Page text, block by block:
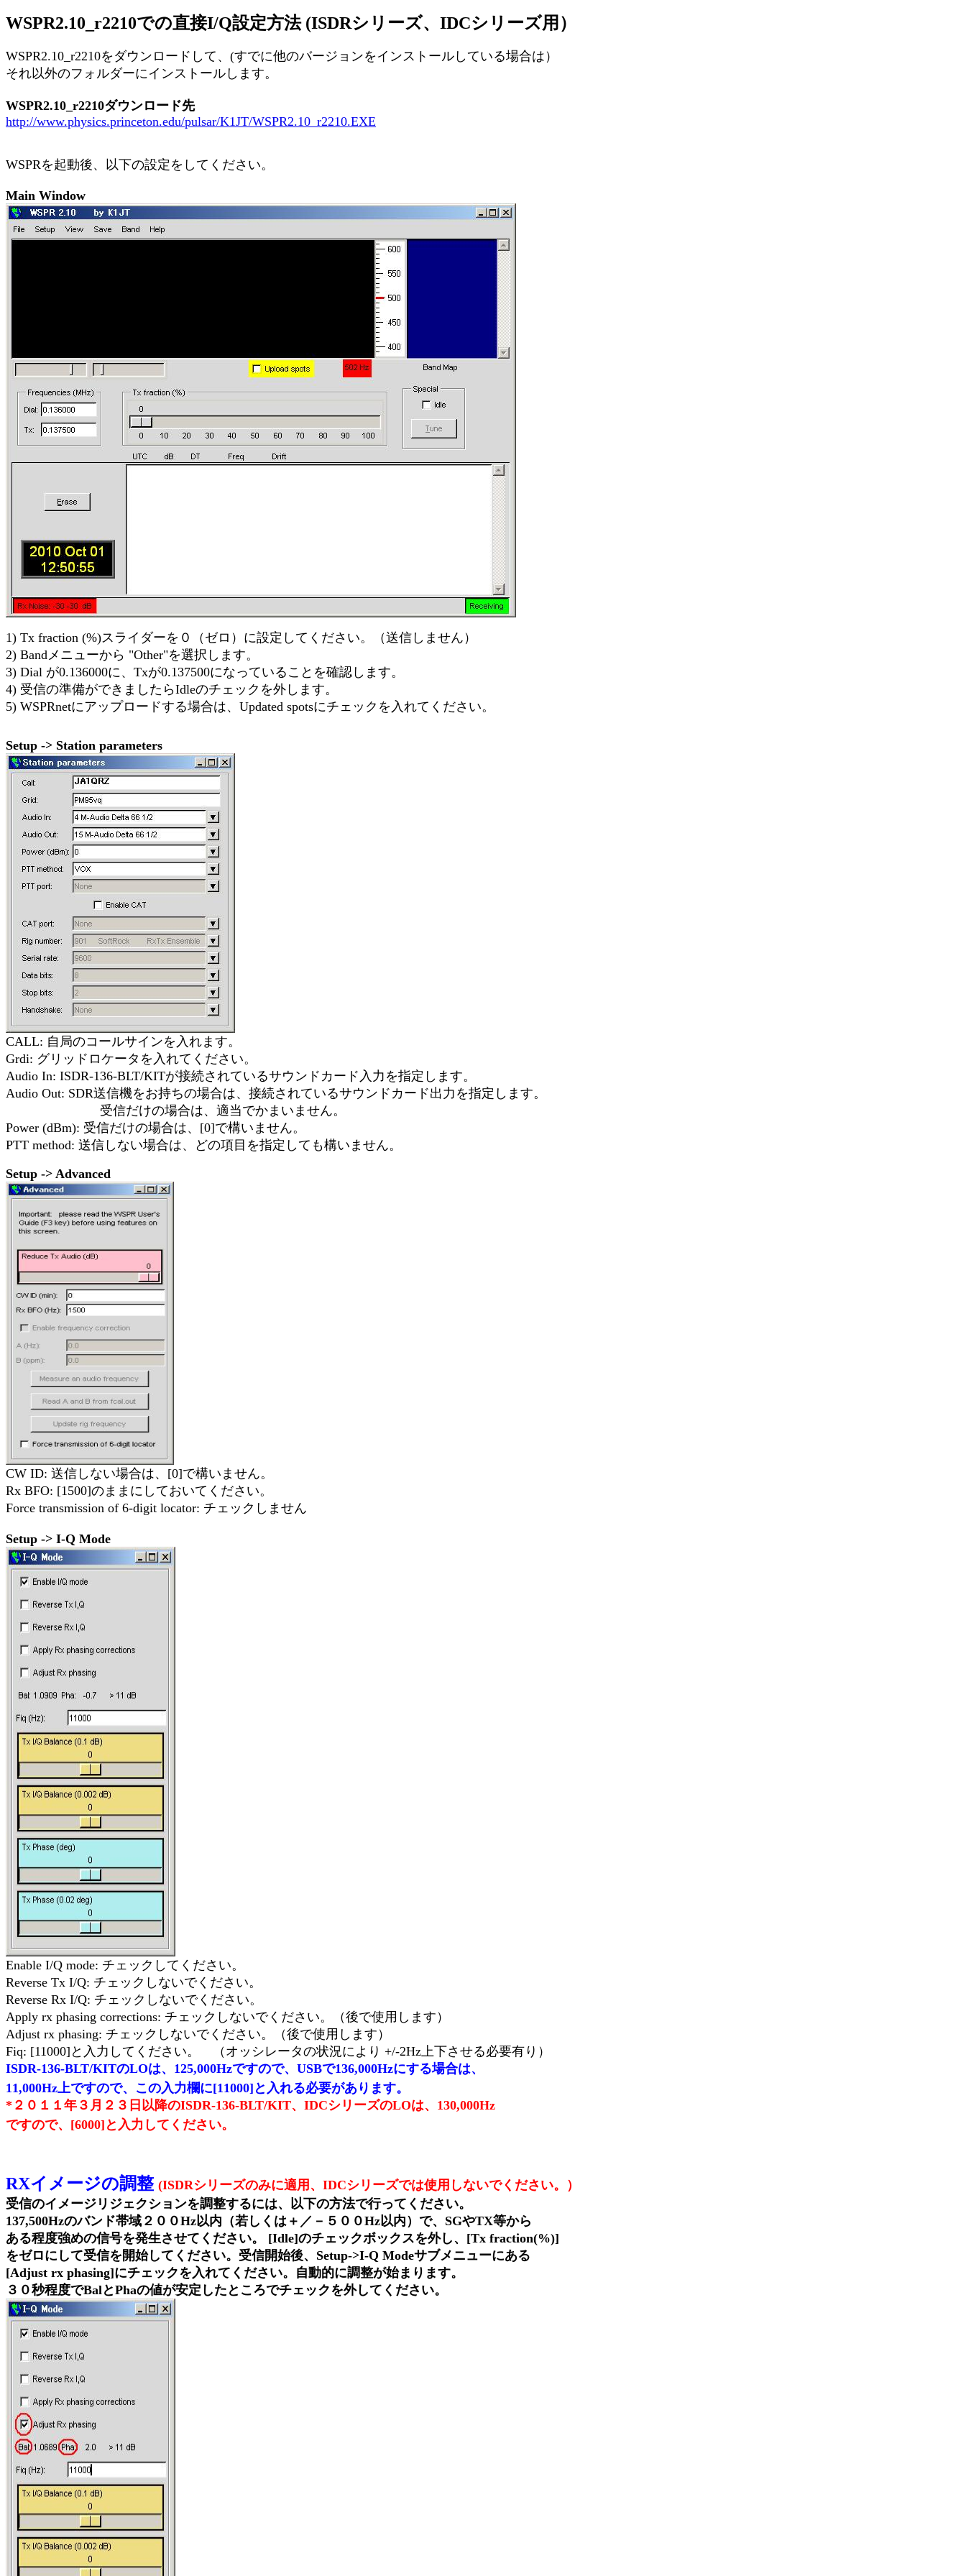
WSPR2.10_r2210での直接I/Q設定方法 (ISDRシリーズ、IDCシリーズ用）
WSPR2.10_r2210をダウンロードして、(すでに他のバージョンをインストールしている場合は）
それ以外のフォルダーにインストールします。
WSPR2.10_r2210ダウンロード先
http://www.physics.princeton.edu/pulsar/K1JT/WSPR2.10_r2210.EXE
WSPRを起動後、以下の設定をしてください。
Main Window
1) Tx fraction (%)スライダーを０（ゼロ）に設定してください。（送信しません）
2) Bandメニューから "Other"を選択します。
3) Dial が0.136000に、Txが0.137500になっていることを確認します。
4) 受信の準備ができましたらIdleのチェックを外します。
5) WSPRnetにアップロードする場合は、Updated spotsにチェックを入れてください。
Setup -> Station parameters
CALL: 自局のコールサインを入れます。
Grdi: グリッドロケータを入れてください。
Audio In: ISDR-136-BLT/KITが接続されているサウンドカード入力を指定します。
Audio Out: SDR送信機をお持ちの場合は、接続されているサウンドカード出力を指定します。
受信だけの場合は、適当でかまいません。
Power (dBm): 受信だけの場合は、[0]で構いません。
PTT method: 送信しない場合は、どの項目を指定しても構いません。
Setup -> Advanced
CW ID: 送信しない場合は、[0]で構いません。
Rx BFO: [1500]のままにしておいてください。
Force transmission of 6-digit locator: チェックしません
Setup -> I-Q Mode
Enable I/Q mode: チェックしてください。
Reverse Tx I/Q: チェックしないでください。
Reverse Rx I/Q: チェックしないでください。
Apply rx phasing corrections: チェックしないでください。（後で使用します）
Adjust rx phasing: チェックしないでください。（後で使用します）
Fiq: [11000]と入力してください。 （オッシレータの状況により +/-2Hz上下させる必要有り）
ISDR-136-BLT/KITのLOは、125,000Hzですので、USBで136,000Hzにする場合は、
11,000Hz上ですので、この入力欄に[11000]と入れる必要があります。
*２０１１年３月２３日以降のISDR-136-BLT/KIT、IDCシリーズのLOは、130,000Hz
ですので、[6000]と入力してください。
RXイメージの調整 (ISDRシリーズのみに適用、IDCシリーズでは使用しないでください。）
受信のイメージリジェクションを調整するには、以下の方法で行ってください。
137,500Hzのバンド帯域２００Hz以内（若しくは＋／－５００Hz以内）で、SGやTX等から
ある程度強めの信号を発生させてください。 [Idle]のチェックボックスを外し、[Tx fraction(%)]
をゼロにして受信を開始してください。受信開始後、Setup->I-Q Modeサブメニューにある
[Adjust rx phasing]にチェックを入れてください。自動的に調整が始まります。
３０秒程度でBalとPhaの値が安定したところでチェックを外してください。